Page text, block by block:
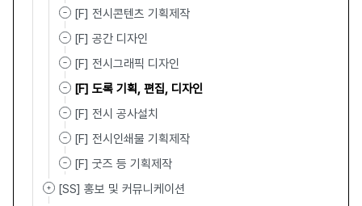
[F] 전시콘텐츠 기획제작
[F] 공간 디자인
[F] 전시그래픽 디자인
[F] 도록 기획, 편집, 디자인
[F] 전시 공사설치
[F] 전시인쇄물 기획제작
[F] 굿즈 등 기획제작
[SS] 홍보 및 커뮤니케이션